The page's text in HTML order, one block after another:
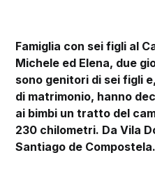
Famiglia con sei figli al
Michele ed Elena, due
sono genitori di sei figli
di matrimonio, hanno
ai bimbi un tratto del
230 chilometri. Da Vila
Santiago de Compostela.